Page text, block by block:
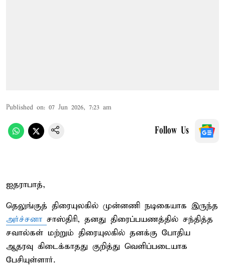
Published on: 07 Jun 2026, 7:23 am
Follow Us
ஐதராபாத்,
தெலுங்குத் திரையுலகில் முன்னணி நடிகையாக இருந்த
அர்ச்சனா சாஸ்திரி, தனது திரைப்பயணத்தில் சந்தித்த
சவால்கள் மற்றும் திரையுலகில் தனக்கு போதிய
ஆதரவு கிடைக்காதது குறித்து வெளிப்படையாக
பேசியுள்ளார்.